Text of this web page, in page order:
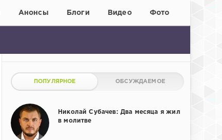
Анонсы Блоги Видео Фото
ПОПУЛЯРНОЕ ОБСУЖДАЕМОЕ
Николай Субачев: Два месяца я жил
в молитве